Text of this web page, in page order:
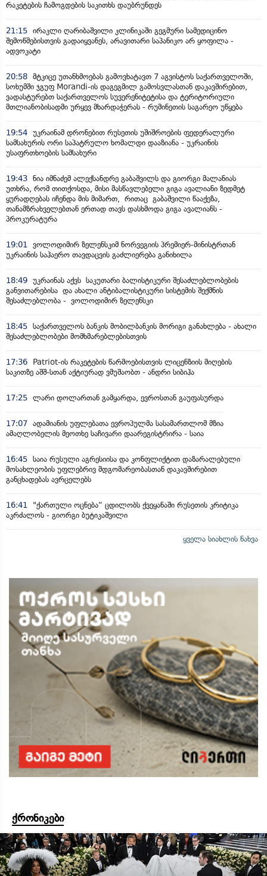
რაკეტების ჩამოგდების საკითხს დაუბრუნდეს
21:15 ირაკლი ღარიბაშვილი კლინიკაში გეგმური სამედიცინო
შემოწმებისთვის გადაიყვანეს, არავითარი საპანიკო არ ყოფილა -
ადვოკატი
20:58 მტკიცე უთანხმოებას გამოვხატავთ 7 აგვისტოს საქართველოში,
სოხუმში ჯგუფ Morandi-ის დაგეგმილ გამოსვლასთან დაკავშირებით,
ვადასტურებთ საქართველოს სუვერენიტეტისა და ტერიტორიული
მთლიანობისადმი ურყევ მხარდაჭერას - რუმინეთის საგარეო უწყება
19:54 უკრაინამ დრონებით რუსეთის უშიშროების ფედერალური
სამსახურის ორი საპატრულო ხომალდი დააზიანა - უკრაინის
უსაფრთხოების სამსახური
19:43 ნია იმნაძემ ალექსანდრე გაბაშვილს და გიორგი მალანიას
უთხრა, რომ თითქოსდა, მისი მასწავლებელი გიგა ავალიანი ზედმეტ
ყურადღებას იჩენდა მის მიმართ, რითაც გაბაშვილი წააქეზა,
თანამზრახველებთან ერთად თავს დასხმოდა გიგა ავალიანს -
პროკურატურა
19:01 ვოლოდიმირ ზელენსკიმ ნორვეგიის პრემიერ-მინისტრთან
უკრაინის საჰაერო თავდაცვის გაძლიერება განიხილა
18:49 უკრაინას აქვს საკუთარი ბალისტიკური შესაძლებლობების
განვითარებისა და ახალი ანტიბალისტიკური სისტემის შექმნის
შესაძლებლობა - ვოლოდიმირ ზელენსკი
18:45 საქართველოს ბანკის მობილბანკის მორიგი განახლება - ახალი
შესაძლებლობები მომხმარებლებისთვის
17:36
Patriot-ის რაკეტების წარმოებისთვის ლიცენზიის მიღების
საკითზე აშშ-სთან აქტიურად ვმუშაობთ - ანდრი სიბიჰა
17:25 ლარი დოლართან გამყარდა, ევროსთან გაუფასურდა
17:07 ადამიანის უფლებათა ევროპულმა სასამართლომ მზია
ამაღლობელის მეოთხე საჩივარი დაარეგისტრირა - საია
16:45 საია რუსული აგრესიისა და კონფლიქტით დაზარალებული
მოსახლეობის უფლებრივ მდგომარეობასთან დაკავშირებით
განცხადებას ავრცელებს
16:41
"ქართული ოცნება“ ცდილობს ქვეყანაში რუსეთის კრიტიკა
აკრძალოს - გიორგი ბუტიკაშვილი
ყველა სიახლის ნახვა
ქრონიკები